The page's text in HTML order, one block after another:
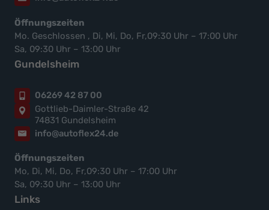
Öffnungszeiten
Mo. Geschlossen , Di, Mi, Do, Fr,09:30 Uhr – 17:00 Uhr
Sa, 09:30 Uhr – 13:00 Uhr
Gundelsheim
06269 42 87 00
Gottlieb-Daimler-Straße 42
74831 Gundelsheim
info@autoflex24.de
Öffnungszeiten
Mo, Di, Mi, Do, Fr,09:30 Uhr – 17:00 Uhr
Sa, 09:30 Uhr – 13:00 Uhr
Links